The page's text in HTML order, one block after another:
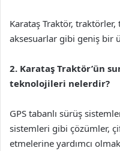
Karataş Traktör, traktörler,
aksesuarlar gibi geniş bir
2. Karataş Traktör’ün
teknolojileri nelerdir?
GPS tabanlı sürüş
sistemleri gibi çözümler,
etmelerine yardımcı